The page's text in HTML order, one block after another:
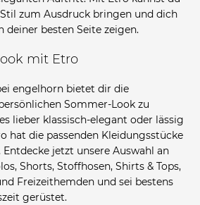
zum Ausdruck bringen und dich
deiner besten Seite zeigen.
mit Etro
engelhorn bietet dir die
Sommer-Look zu
lieber klassisch-elegant oder lässig
hat die passenden Kleidungsstücke
jetzt unsere Auswahl an
Shorts, Stoffhosen, Shirts & Tops,
Freizeithemden und sei bestens
gerüstet.